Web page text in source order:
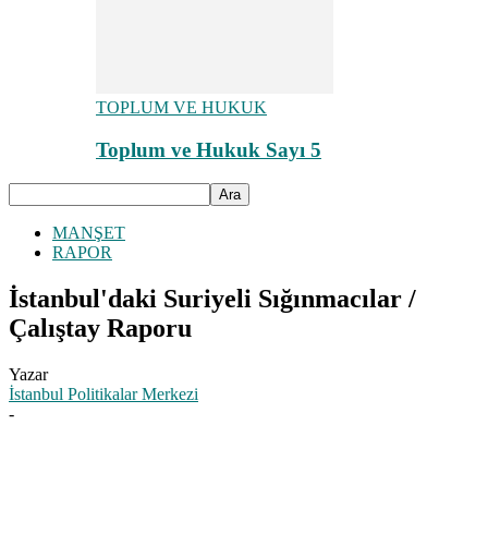
TOPLUM VE HUKUK
Toplum ve Hukuk Sayı 5
MANŞET
RAPOR
İstanbul'daki Suriyeli Sığınmacılar /
Çalıştay Raporu
Yazar
İstanbul Politikalar Merkezi
-